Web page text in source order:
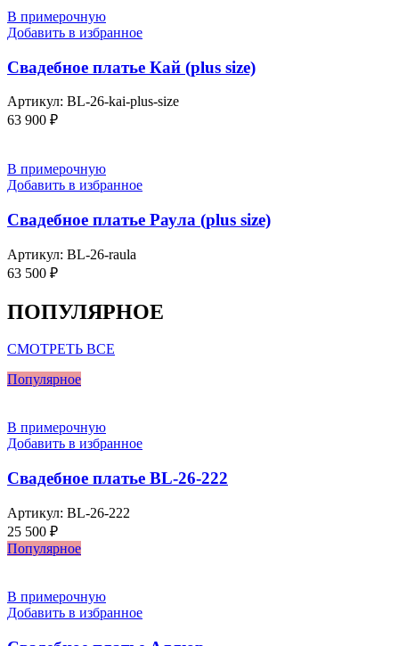
В примерочную
Добавить в избранное
Свадебное платье Кай (plus size)
Артикул: BL-26-kai-plus-size
63 900 ₽
В примерочную
Добавить в избранное
Свадебное платье Раула (plus size)
Артикул: BL-26-raula
63 500 ₽
ПОПУЛЯРНОЕ
СМОТРЕТЬ ВСЕ
Популярное
В примерочную
Добавить в избранное
Свадебное платье BL-26-222
Артикул: BL-26-222
25 500 ₽
Популярное
В примерочную
Добавить в избранное